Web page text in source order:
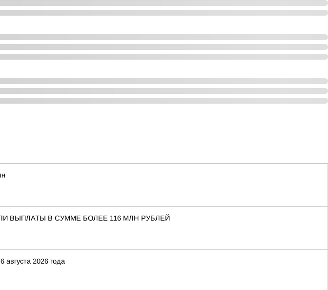
ВЫПЛАТЫ В СУММЕ БОЛЕЕ 116 МЛН РУБЛЕЙ
2026 года